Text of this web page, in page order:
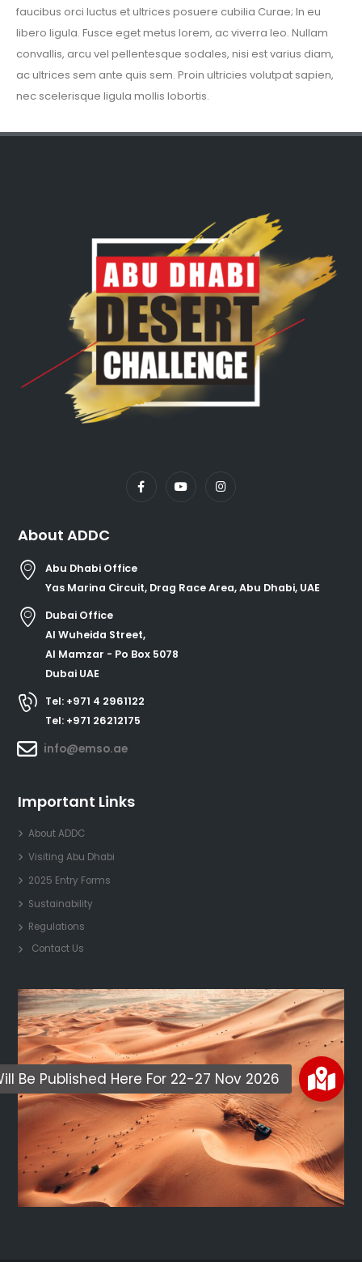
faucibus orci luctus et ultrices posuere cubilia Curae; In eu
libero ligula. Fusce eget metus lorem, ac viverra leo. Nullam
convallis, arcu vel pellentesque sodales, nisi est varius diam,
ac ultrices sem ante quis sem. Proin ultricies volutpat sapien,
nec scelerisque ligula mollis lobortis.
About ADDC
Abu Dhabi Office
Yas Marina Circuit, Drag Race Area, Abu Dhabi, UAE
Dubai Office
Al Wuheida Street,
Al Mamzar - Po Box 5078
Dubai UAE
Tel: +971 4 2961122
Tel: +971 26212175
info@emso.ae
Important Links
About ADDC
Visiting Abu Dhabi
2025 Entry Forms
Sustainability
Regulations
Contact Us